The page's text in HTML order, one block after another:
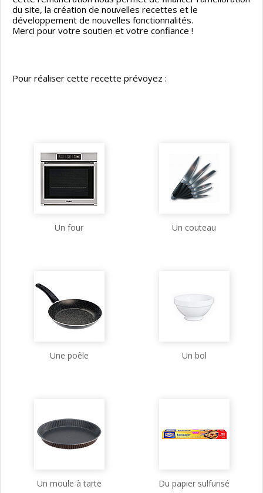
du site, la création de nouvelles recettes et le
développement de nouvelles fonctionnalités.
Merci pour votre soutien et votre confiance !
Pour réaliser cette recette prévoyez :
Un four Un couteau
Une poêle Un bol
Un moule à tarte Du papier sulfurisé